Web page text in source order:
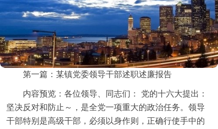
第一篇：某镇党委领导干部述职述廉报告
内容预览：各位领导、同志们： 党的十六大提出：
坚决反对和防止～，是全党一项重大的政治任务。领导
干部特别是高级干部，必须以身作则，正确行使手中的